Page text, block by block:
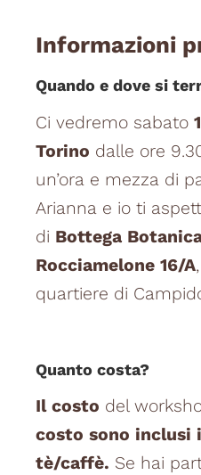
Informazioni
Quando e dove si
Ci vedremo sabato
Torino dalle ore
un’ora e mezza di
Arianna e io ti
di Bottega
Rocciamelone 16/A
quartiere di
Quanto costa?
Il costo del
costo sono inclusi
tè/caffè. Se hai